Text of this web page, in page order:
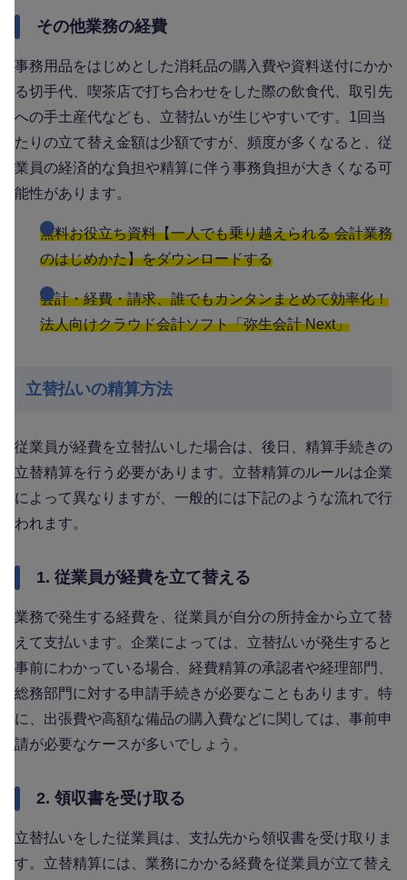
その他業務の経費
事務用品をはじめとした消耗品の購入費や資料送付にかか
る切手代、喫茶店で打ち合わせをした際の飲食代、取引先
への手土産代なども、立替払いが生じやすいです。1回当
たりの立て替え金額は少額ですが、頻度が多くなると、従
業員の経済的な負担や精算に伴う事務負担が大きくなる可
能性があります。
無料お役立ち資料【一人でも乗り越えられる 会計業務
のはじめかた】をダウンロードする
会計・経費・請求、誰でもカンタンまとめて効率化！
法人向けクラウド会計ソフト「弥生会計 Next」
立替払いの精算方法
従業員が経費を立替払いした場合は、後日、精算手続きの
立替精算を行う必要があります。立替精算のルールは企業
によって異なりますが、一般的には下記のような流れで行
われます。
1. 従業員が経費を立て替える
業務で発生する経費を、従業員が自分の所持金から立て替
えて支払います。企業によっては、立替払いが発生すると
事前にわかっている場合、経費精算の承認者や経理部門、
総務部門に対する申請手続きが必要なこともあります。特
に、出張費や高額な備品の購入費などに関しては、事前申
請が必要なケースが多いでしょう。
2. 領収書を受け取る
立替払いをした従業員は、支払先から領収書を受け取りま
す。立替精算には、業務にかかる経費を従業員が立て替え